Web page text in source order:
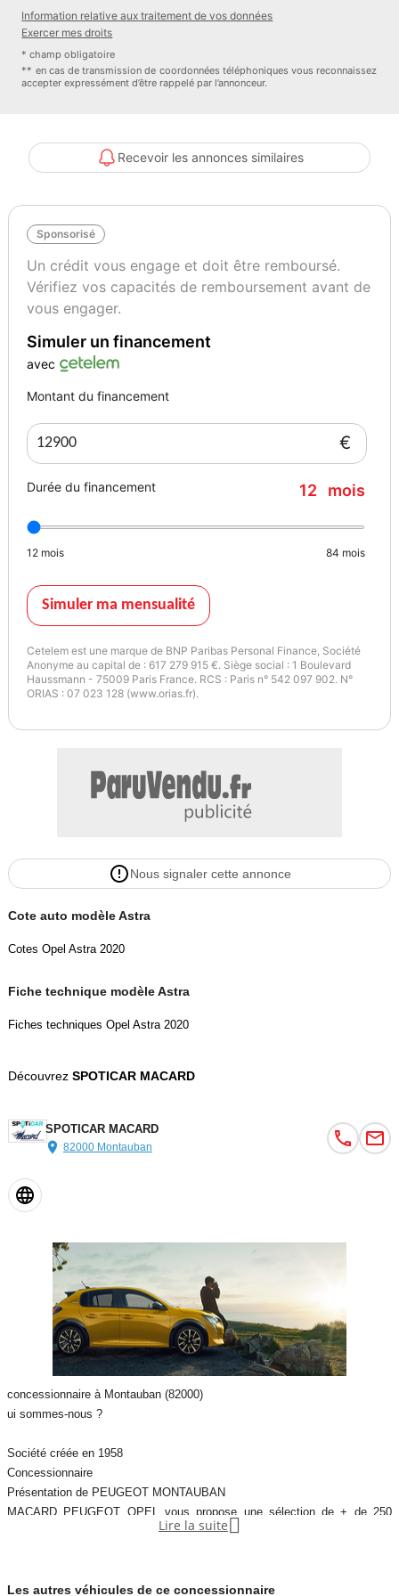
Gris Mineral
110
Vignette Crit’Air
Garantie mécanique
Spoticar-Premium 12 Mois
Information relative aux traitement de vos données
Exercer mes droits
* champ obligatoire
** en cas de transmission de coordonnées téléphoniques vous reconnaissez
accepter expressément d’être rappelé par l’annonceur.
Recevoir les annonces similaires
Sponsorisé
Un crédit vous engage et doit être remboursé.
Vérifiez vos capacités de remboursement avant de
vous engager.
Simuler un financement
avec
Montant du financement
€
Durée du financement 12 mois
12 mois 84 mois
Simuler ma mensualité
Cetelem est une marque de BNP Paribas Personal Finance, Société
Anonyme au capital de : 617 279 915 €. Siège social : 1 Boulevard
Haussmann - 75009 Paris France. RCS : Paris n° 542 097 902. N°
ORIAS : 07 023 128 (www.orias.fr).
Nous signaler cette annonce
Cote auto modèle Astra
Cotes Opel Astra 2020
Fiche technique modèle Astra
Fiches techniques Opel Astra 2020
Découvrez SPOTICAR MACARD
SPOTICAR MACARD
82000 Montauban
concessionnaire à Montauban (82000)
ui sommes-nous ?
Société créée en 1958
Concessionnaire
Présentation de PEUGEOT MONTAUBAN
MACARD PEUGEOT OPEL vous propose une sélection de + de 250
véhicules d’occasion de marques Peugeot et autres marques.
véhicules neufs et d'occasion de qualité pour particuliers et professionnels
Lire la suite 
Les autres véhicules de ce concessionnaire